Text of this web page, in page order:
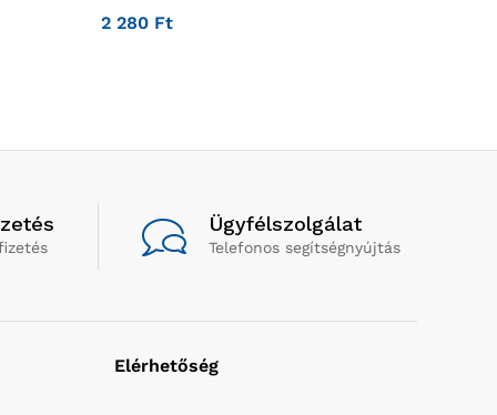
2 280 Ft
Ügyfélszolgálat
Telefonos segítségnyújtás
Elérhetőség